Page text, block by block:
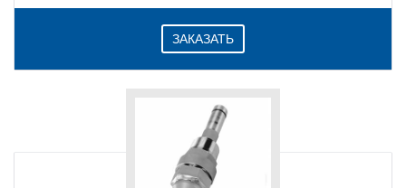
ЗАКАЗАТЬ
Даю согласие на обработку персональных данных